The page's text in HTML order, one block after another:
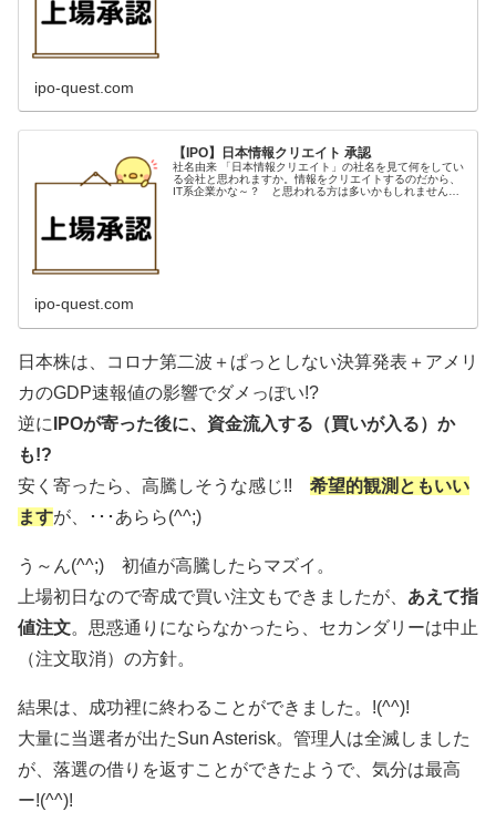
ipo-quest.com
【IPO】日本情報クリエイト 承認
社名由来 「日本情報クリエイト」の社名を見て何をしてい
る会社と思われますか。情報をクリエイトするのだから、
IT系企業かな～？ と思われる方は多いかもしれません。
ipo-quest.com
日本株は、コロナ第二波＋ぱっとしない決算発表＋アメリ
カのGDP速報値の影響でダメっぽい!?
逆に IPOが寄った後に、資金流入する（買いが入る）か
も!?
安く寄ったら、高騰しそうな感じ!! 希望的観測ともいい
ますが、･･･あらら(^^;)
う～ん(^^;) 初値が高騰したらマズイ。
上場初日なので寄成で買い注文もできましたが、 あえて指
値注文。思惑通りにならなかったら、セカンダリーは中止
（注文取消）の方針。
結果は、成功裡に終わることができました。!(^^)!
大量に当選者が出たSun Asterisk。管理人は全滅しました
が、落選の借りを返すことができたようで、気分は最高
ー!(^^)!